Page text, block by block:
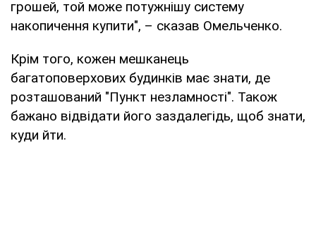
грошей, той може потужнішу систему
накопичення купити", – сказав Омельченко.
Крім того, кожен мешканець
багатоповерхових будинків має знати, де
розташований "Пункт незламності". Також
бажано відвідати його заздалегідь, щоб знати,
куди йти.